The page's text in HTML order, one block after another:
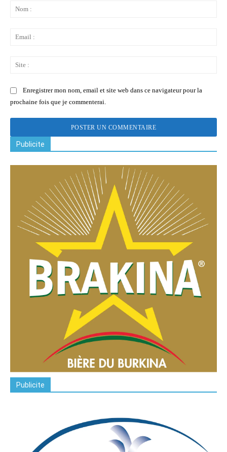
Enregistrer mon nom, email et site web dans ce navigateur pour la
prochaine fois que je commenterai.
Publicite
Publicite